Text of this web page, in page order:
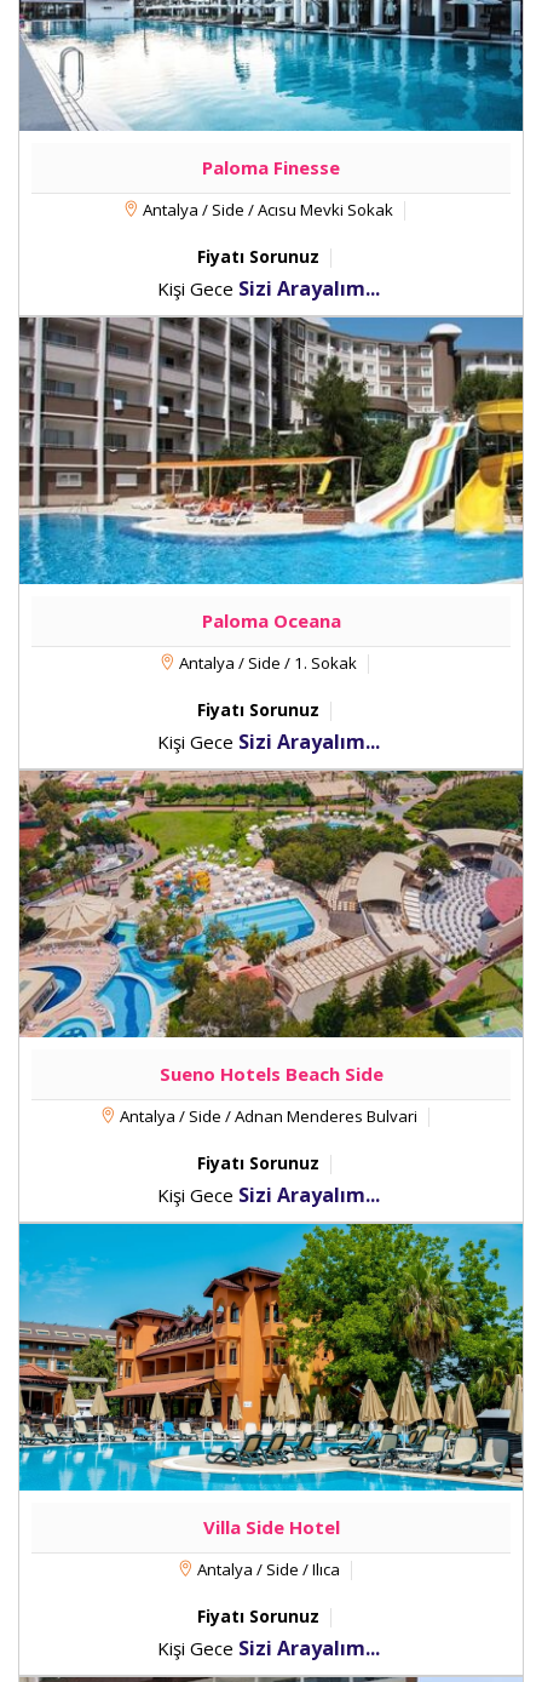
Paloma Finesse
Antalya / Side / Acısu Mevki Sokak
Fiyatı Sorunuz
Kişi Gece Sizi Arayalım...
Paloma Oceana
Antalya / Side / 1. Sokak
Fiyatı Sorunuz
Kişi Gece Sizi Arayalım...
Sueno Hotels Beach Side
Antalya / Side / Adnan Menderes Bulvari
Fiyatı Sorunuz
Kişi Gece Sizi Arayalım...
Villa Side Hotel
Antalya / Side / Ilıca
Fiyatı Sorunuz
Kişi Gece Sizi Arayalım...